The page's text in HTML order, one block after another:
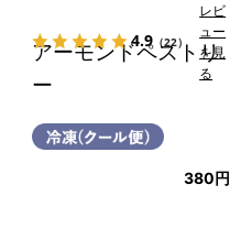
アーモンドペストリ
ー
4.9 （22）
レビ
ュー
を見
る
380円